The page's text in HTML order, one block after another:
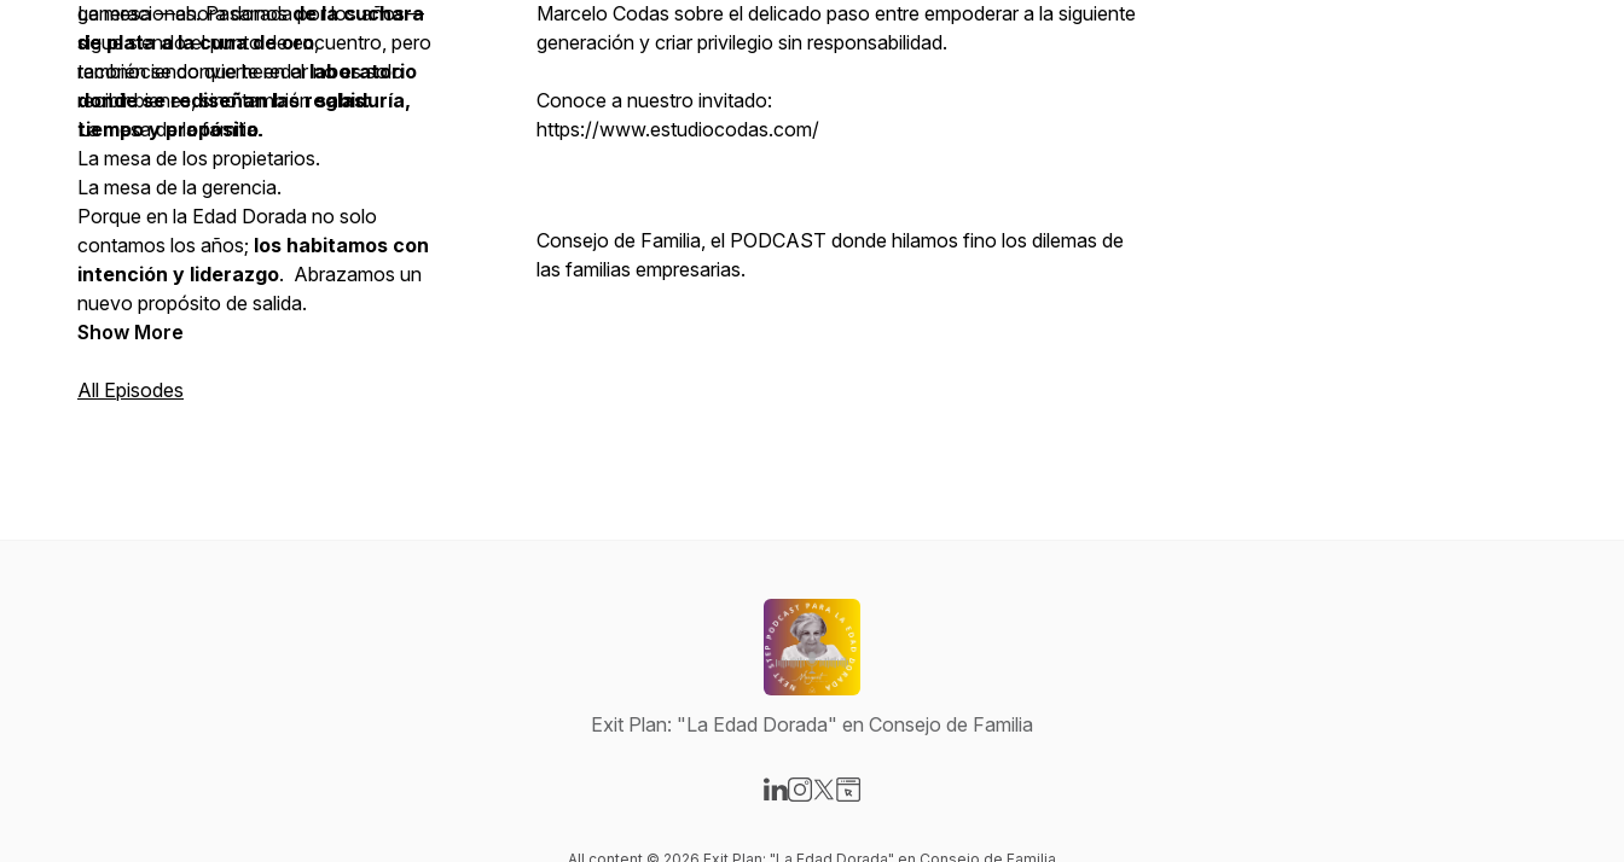
generaciones. Pasamosde la cuchara
de plata a la cuna de oro,
reconociendo que heredar no es solo
recibir bienes, sino tambiénsabiduría,
tiempo y propósito.
La mesa —ahora dorada por los años—
sigue siendo el punto de encuentro, pero
también se convierte en ellaboratorio
donde se rediseñan las reglas:
La mesa de la familia.
La mesa de los propietarios.
La mesa de la gerencia.
Porque en la Edad Dorada no solo
contamos los años; los habitamos con
intención y liderazgo. Abrazamos un
nuevo propósito de salida.
Show More
All Episodes
Marcelo Codas sobre el delicado paso entre empoderar a la siguiente
generación y criar privilegio sin responsabilidad.
Conoce a nuestro invitado:
https://www.estudiocodas.com/
Consejo de Familia, el PODCAST donde hilamos fino los dilemas de
las familias empresarias.
Exit Plan: "La Edad Dorada" en Consejo de Familia